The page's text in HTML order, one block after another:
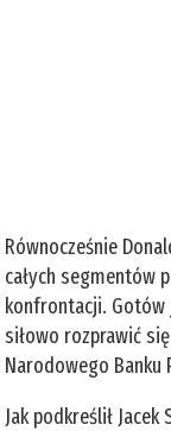
Równocześnie
całych segmentów
konfrontacji. Gotów
siłowo rozprawić
Narodowego Banku
Jak podkreślił Jacek